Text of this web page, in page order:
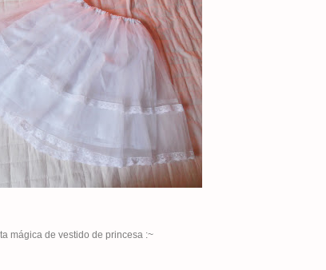
mágica de vestido de princesa :~